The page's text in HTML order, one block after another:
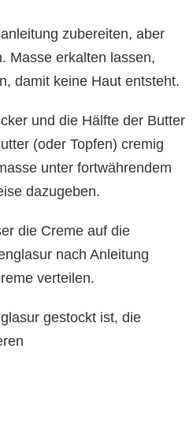
zubereiten, aber
Masse erkalten lassen,
damit keine Haut entsteht.
und die Hälfte der Butter
(oder Topfen) cremig
unter fortwährendem
dazugeben.
die Creme auf die
nach Anleitung
verteilen.
gestockt ist, die